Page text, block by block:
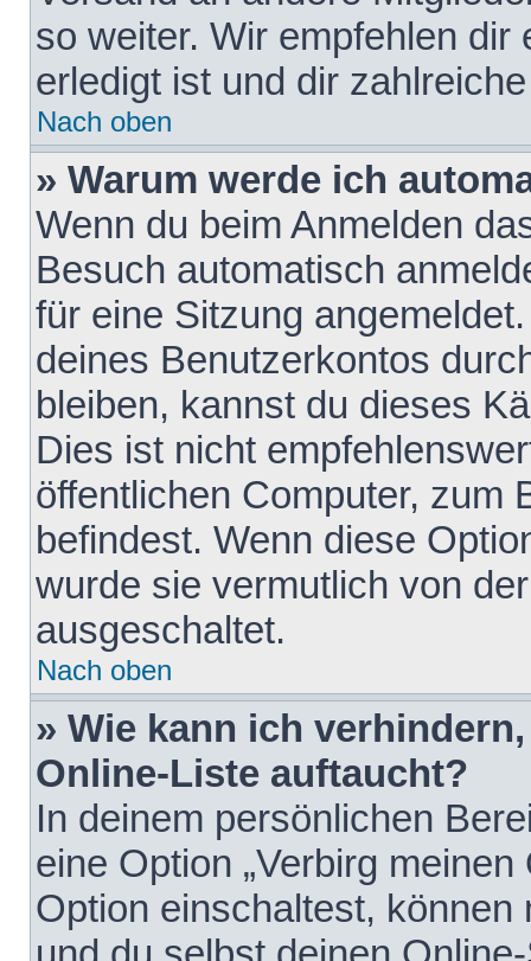
so weiter. Wir empfehlen
erledigt ist und dir
Nach oben
» Warum werde ich
Wenn du beim Anmelden
Besuch automatisch
für eine Sitzung
deines Benutzerkontos
bleiben, kannst du dieses
Dies ist nicht
öffentlichen Computer, zum
befindest. Wenn diese
wurde sie vermutlich von
ausgeschaltet.
Nach oben
» Wie kann ich
Online-Liste auftaucht?
In deinem persönlichen
eine Option „Verbirg
Option einschaltest,